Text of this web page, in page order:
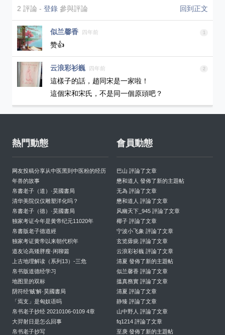
2 評論 - 登錄 參與評論 回到正文
似兰馨香 四年前
赞👍
云浪彩衫巍 四年前 2
這樣子的話，趙同宋是一家啦！
這個宋和宋氏，不是同一個原頭吧？
熱門動態
网友投稿分享从中医黑到中医粉的经历
年兽的故事
帛書老子（道）·昊國書局
清华美院仅仅雕塑洋化吗？
帛書老子（德）·昊國書局
独家考证今年是黄帝纪元11020年
帛書版老子德道經
独家考证黄帝以来朝代积年
道友论高矮胖瘦·闲聊篇
上古地理解读（系列13）-三危
帛书版道德经学习
地图里的双标
阴符经‘贼’解·昊國書局
「焉支」是匈奴语吗
帛书老子抄经 20210106-0109 4章
大羿射日是怎么回事
帛书老子抄写
會員動態
巴山 評論了文章
懋和道人 發佈了新的主題帖
无為 評論了文章
懋和道人 評論了文章
风幽天下_945 評論了文章
椰子 評論了文章
宁波小飞象 評論了文章
玄览毋疵 評論了文章
云浪彩衫巍 評論了文章
清夏 發佈了新的主題帖
似兰馨香 評論了文章
搵真務實 評論了文章
清夏 評論了文章
静臻 評論了文章
山中野人 評論了文章
fq1214 評論了文章
至庚 發佈了新的主題帖